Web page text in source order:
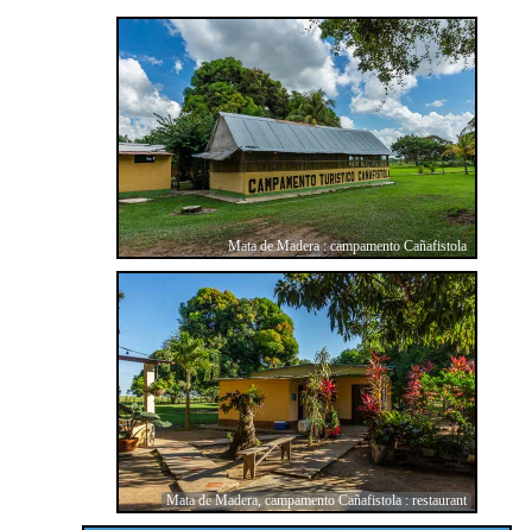
Mata de Madera : campamento Cañafistola
Mata de Madera, campamento Cañafistola : restaurant